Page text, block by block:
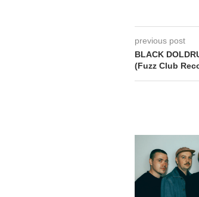
previous post
BLACK
(Fuzz Club